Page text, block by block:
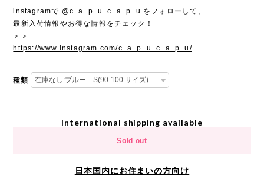
instagramで @c_a_p_u_c_a_p_u をフォローして、
最新入荷情報やお得な情報をチェック！
＞＞
https://www.instagram.com/c_a_p_u_c_a_p_u/
種類
International shipping available
Sold out
日本国内にお住まいの方向け